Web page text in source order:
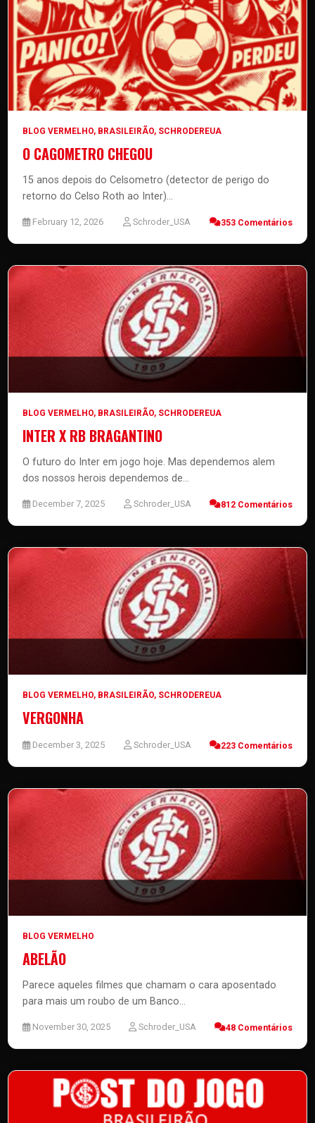
BLOG VERMELHO, BRASILEIRÃO, SCHRODEREUA
O CAGOMETRO CHEGOU
15 anos depois do Celsometro (detector de perigo do
retorno do Celso Roth ao Inter)...
February 12, 2026 Schroder_USA 353 Comentários
BLOG VERMELHO, BRASILEIRÃO, SCHRODEREUA
INTER X RB BRAGANTINO
O futuro do Inter em jogo hoje. Mas dependemos alem
dos nossos herois dependemos de...
December 7, 2025 Schroder_USA 812 Comentários
BLOG VERMELHO, BRASILEIRÃO, SCHRODEREUA
VERGONHA
December 3, 2025 Schroder_USA 223 Comentários
BLOG VERMELHO
ABELÃO
Parece aqueles filmes que chamam o cara aposentado
para mais um roubo de um Banco...
November 30, 2025 Schroder_USA 48 Comentários